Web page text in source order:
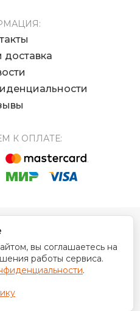
доставка
К ОПЛАТЕ:
магазин EUROCOIN
вы соглашаетесь на
работы сервиса.
.